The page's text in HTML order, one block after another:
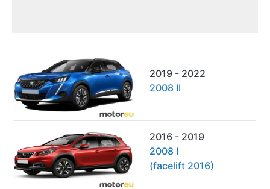
2019 - 2022
2008 II
2016 - 2019
2008 I
(facelift 2016)